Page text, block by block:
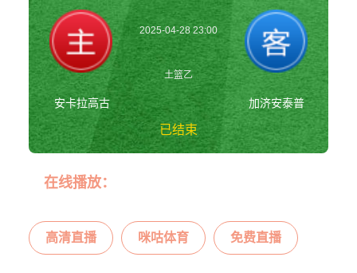
安卡拉高古
2025-04-28 23:00
土篮乙
已结束
加济安泰普
在线播放：
高清直播 咪咕体育 免费直播